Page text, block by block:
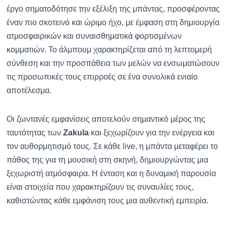
έργο σηματοδότησε την εξέλιξη της μπάντας, προσφέροντας
έναν πιο σκοτεινό και ώριμο ήχο, με έμφαση στη δημιουργία
ατμοσφαιρικών και συναισθηματικά φορτισμένων
κομματιών. Το άλμπουμ χαρακτηρίζεται από τη λεπτομερή
σύνθεση και την προσπάθεια των μελών να ενσωματώσουν
τις προσωπικές τους επιρροές σε ένα συνολικά ενιαίο
αποτέλεσμα.
Οι ζωντανές εμφανίσεις αποτελούν σημαντικό μέρος της
ταυτότητας των Zakulaκαι ξεχωρίζουν για την ενέργεια και
τον αυθορμητισμό τους. Σε κάθε live, η μπάντα μεταφέρει το
πάθος της για τη μουσική στη σκηνή, δημιουργώντας μια
ξεχωριστή ατμόσφαιρα. Η ένταση και η δυναμική παρουσία
είναι στοιχεία που χαρακτηρίζουν τις συναυλίες τους,
καθιστώντας κάθε εμφάνιση τους μια αυθεντική εμπειρία.